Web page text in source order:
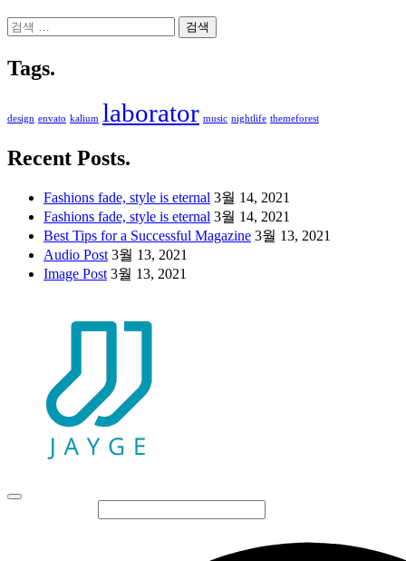
검
Tags.
design envato kalium laborator music nightlife themeforest
Recent Posts.
Fashions fade, style is eternal 3월 14, 2021
Fashions fade, style is eternal 3월 14, 2021
Best Tips for a Successful Magazine 3월 13, 2021
Audio Post 3월 13, 2021
Image Post 3월 13, 2021